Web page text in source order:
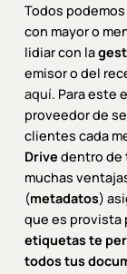
Todos
con mayor o
lidiar con la
emisor o del
aquí. Para este
proveedor de
clientes cada
Drive dentro de
muchas
(metadatos)
que es provista
etiquetas te
todos tus